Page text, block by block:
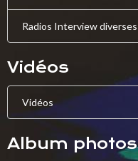
Radios Interview diverses
Vidéos
Vidéos
Album photos